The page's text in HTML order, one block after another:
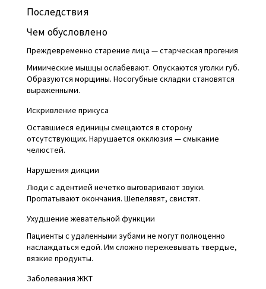
Последствия
Чем обусловлено
Преждевременно старение лица — старческая прогения
Мимические мышцы ослабевают. Опускаются уголки губ.
Образуются морщины. Носогубные складки становятся
выраженными.
Искривление прикуса
Оставшиеся единицы смещаются в сторону
отсутствующих. Нарушается окклюзия — смыкание
челюстей.
Нарушения дикции
Люди с адентией нечетко выговаривают звуки.
Проглатывают окончания. Шепелявят, свистят.
Ухудшение жевательной функции
Пациенты с удаленными зубами не могут полноценно
наслаждаться едой. Им сложно пережевывать твердые,
вязкие продукты.
Заболевания ЖКТ